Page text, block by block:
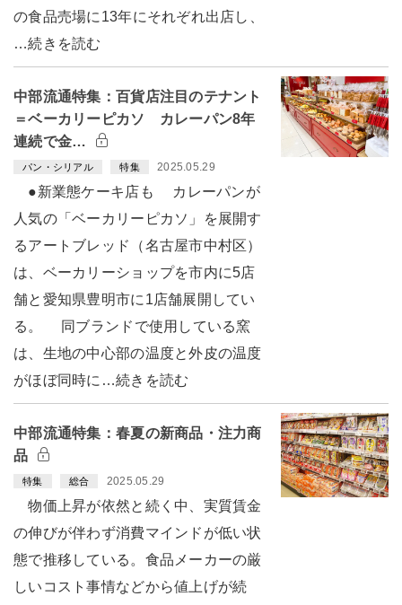
の食品売場に13年にそれぞれ出店し、
…続きを読む
中部流通特集：百貨店注目のテナント
＝ベーカリーピカソ カレーパン8年
連続で金…
パン・シリアル 特集 2025.05.29
●新業態ケーキ店も カレーパンが
人気の「ベーカリーピカソ」を展開す
るアートブレッド（名古屋市中村区）
は、ベーカリーショップを市内に5店
舗と愛知県豊明市に1店舗展開してい
る。 同ブランドで使用している窯
は、生地の中心部の温度と外皮の温度
がほぼ同時に…続きを読む
中部流通特集：春夏の新商品・注力商
品
特集 総合 2025.05.29
物価上昇が依然と続く中、実質賃金
の伸びが伴わず消費マインドが低い状
態で推移している。食品メーカーの厳
しいコスト事情などから値上げが続